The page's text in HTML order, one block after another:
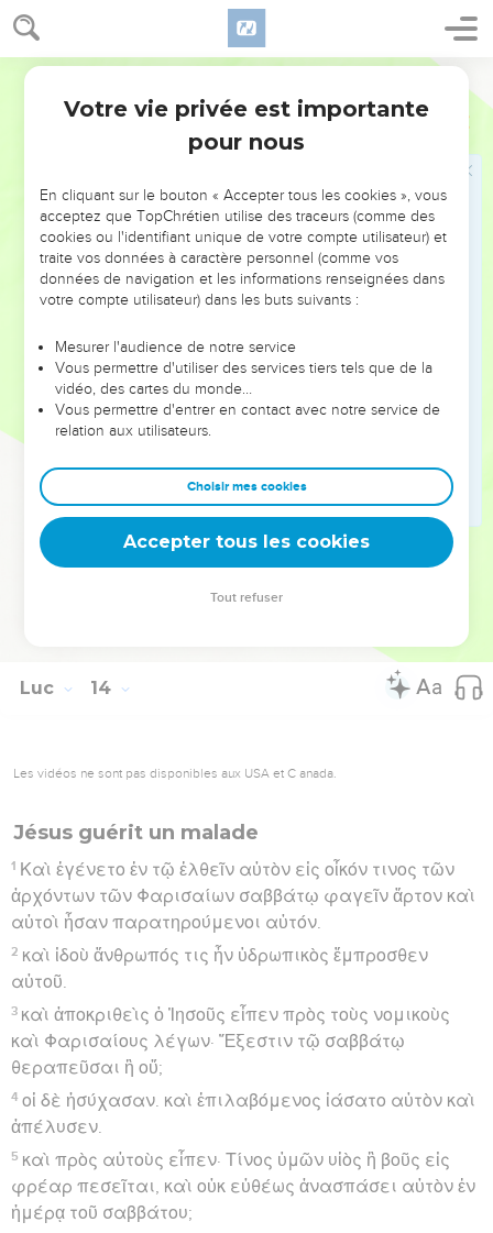
13
Jésus et Jérusalem
Ἐν αὐτῇ τῇ ὥρᾳ προσῆλθάν τινες Φαρισαῖοι
λέγοντες αὐτῷ· Ἔξελθε καὶ πορεύου ἐντεῦθεν, ὅτι
Ἡρῴδης θέλει σε ἀποκτεῖναι.
ταύτῃ· Ἰδοὺ ἐκβάλλω δαιμόνια καὶ ἰάσεις ἀποτελῶ
σήμερον καὶ αὔριον, καὶ τῇ τρίτῃ τελειοῦμαι.
πλὴν δεῖ με σήμερον καὶ αὔριον καὶ τῇ ἐχομένῃ
πορεύεσθαι, ὅτι οὐκ ἐνδέχεται προφήτην ἀπολέσθαι
Ἰερουσαλὴμ Ἰερουσαλήμ, ἡ ἀποκτείνουσα τοὺς
προφήτας καὶ λιθοβολοῦσα τοὺς ἀπεσταλμένους
πρὸς αὐτήν — ποσάκις ἠθέλησα ἐπισυνάξαι τὰ τέκνα
σου ὃν τρόπον ὄρνις τὴν ἑαυτῆς νοσσιὰν ὑπὸ τὰς
ἰδοὺ ἀφίεται ὑμῖν ὁ οἶκος ὑμῶν. λέγω δὲ ὑμῖν, οὐ μὴ
ἴδητέ με ἕως ἥξει ὅτε εἴπητε· Εὐλογημένος ὁ
ἐρχόμενος ἐν ὀνόματι κυρίου.
Hébreu : © Westminster Leningrad Codex - tanach.us --- Grec : © 2010 by the
Luc 14
Les vidéos ne sont pas disponibles aux USA et C anada.
Jésus guérit un malade
1 Καὶ ἐγένετο ἐν τῷ ἐλθεῖν αὐτὸν εἰς οἶκόν τινος τῶν
ἀρχόντων τῶν Φαρισαίων σαββάτῳ φαγεῖν ἄρτον καὶ
αὐτοὶ ἦσαν παρατηρούμενοι αὐτόν.
2 καὶ ἰδοὺ ἄνθρωπός τις ἦν ὑδρωπικὸς ἔμπροσθεν
αὐτοῦ.
3 καὶ ἀποκριθεὶς ὁ Ἰησοῦς εἶπεν πρὸς τοὺς νομικοὺς
καὶ Φαρισαίους λέγων· Ἔξεστιν τῷ σαββάτῳ
θεραπεῦσαι ἢ οὔ;
4 οἱ δὲ ἡσύχασαν. καὶ ἐπιλαβόμενος ἰάσατο αὐτὸν καὶ
ἀπέλυσεν.
5 καὶ πρὸς αὐτοὺς εἶπεν· Τίνος ὑμῶν υἱὸς ἢ βοῦς εἰς
φρέαρ πεσεῖται, καὶ οὐκ εὐθέως ἀνασπάσει αὐτὸν ἐν
ἡμέρᾳ τοῦ σαββάτου;
Votre vie privée est importante
pour nous
En cliquant sur le bouton « Accepter tous les cookies », vous
acceptez que TopChrétien utilise des traceurs (comme des
cookies ou l'identifiant unique de votre compte utilisateur) et
traite vos données à caractère personnel (comme vos
données de navigation et les informations renseignées dans
votre compte utilisateur) dans les buts suivants :
Mesurer l'audience de notre service
Vous permettre d'utiliser des services tiers tels que de la
vidéo, des cartes du monde…
Vous permettre d'entrer en contact avec notre service de
relation aux utilisateurs.
Choisir mes cookies
Accepter tous les cookies
Tout refuser